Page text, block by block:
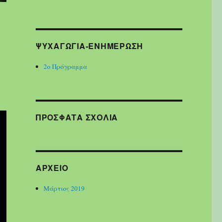
ΨΥΧΑΓΩΓΙΑ-ΕΝΗΜΕΡΩΣΗ
2ο Πρόγραμμα
ΠΡΌΣΦΑΤΑ ΣΧΌΛΙΑ
ΑΡΧΕΊΟ
Μάρτιος 2019